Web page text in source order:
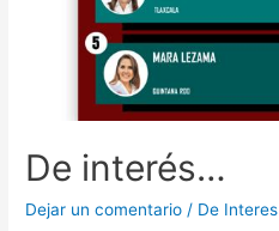
De interés…
Dejar un comentario / De Interes